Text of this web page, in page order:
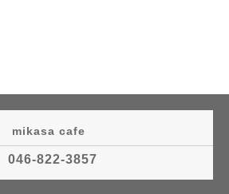
mikasa cafe
046-822-3857